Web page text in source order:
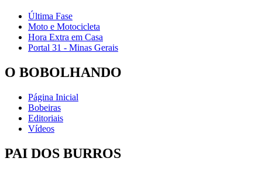
Última Fase
Moto e Motocicleta
Hora Extra em Casa
Portal 31 - Minas Gerais
O BOBOLHANDO
Página Inicial
Bobeiras
Editoriais
Vídeos
PAI DOS BURROS